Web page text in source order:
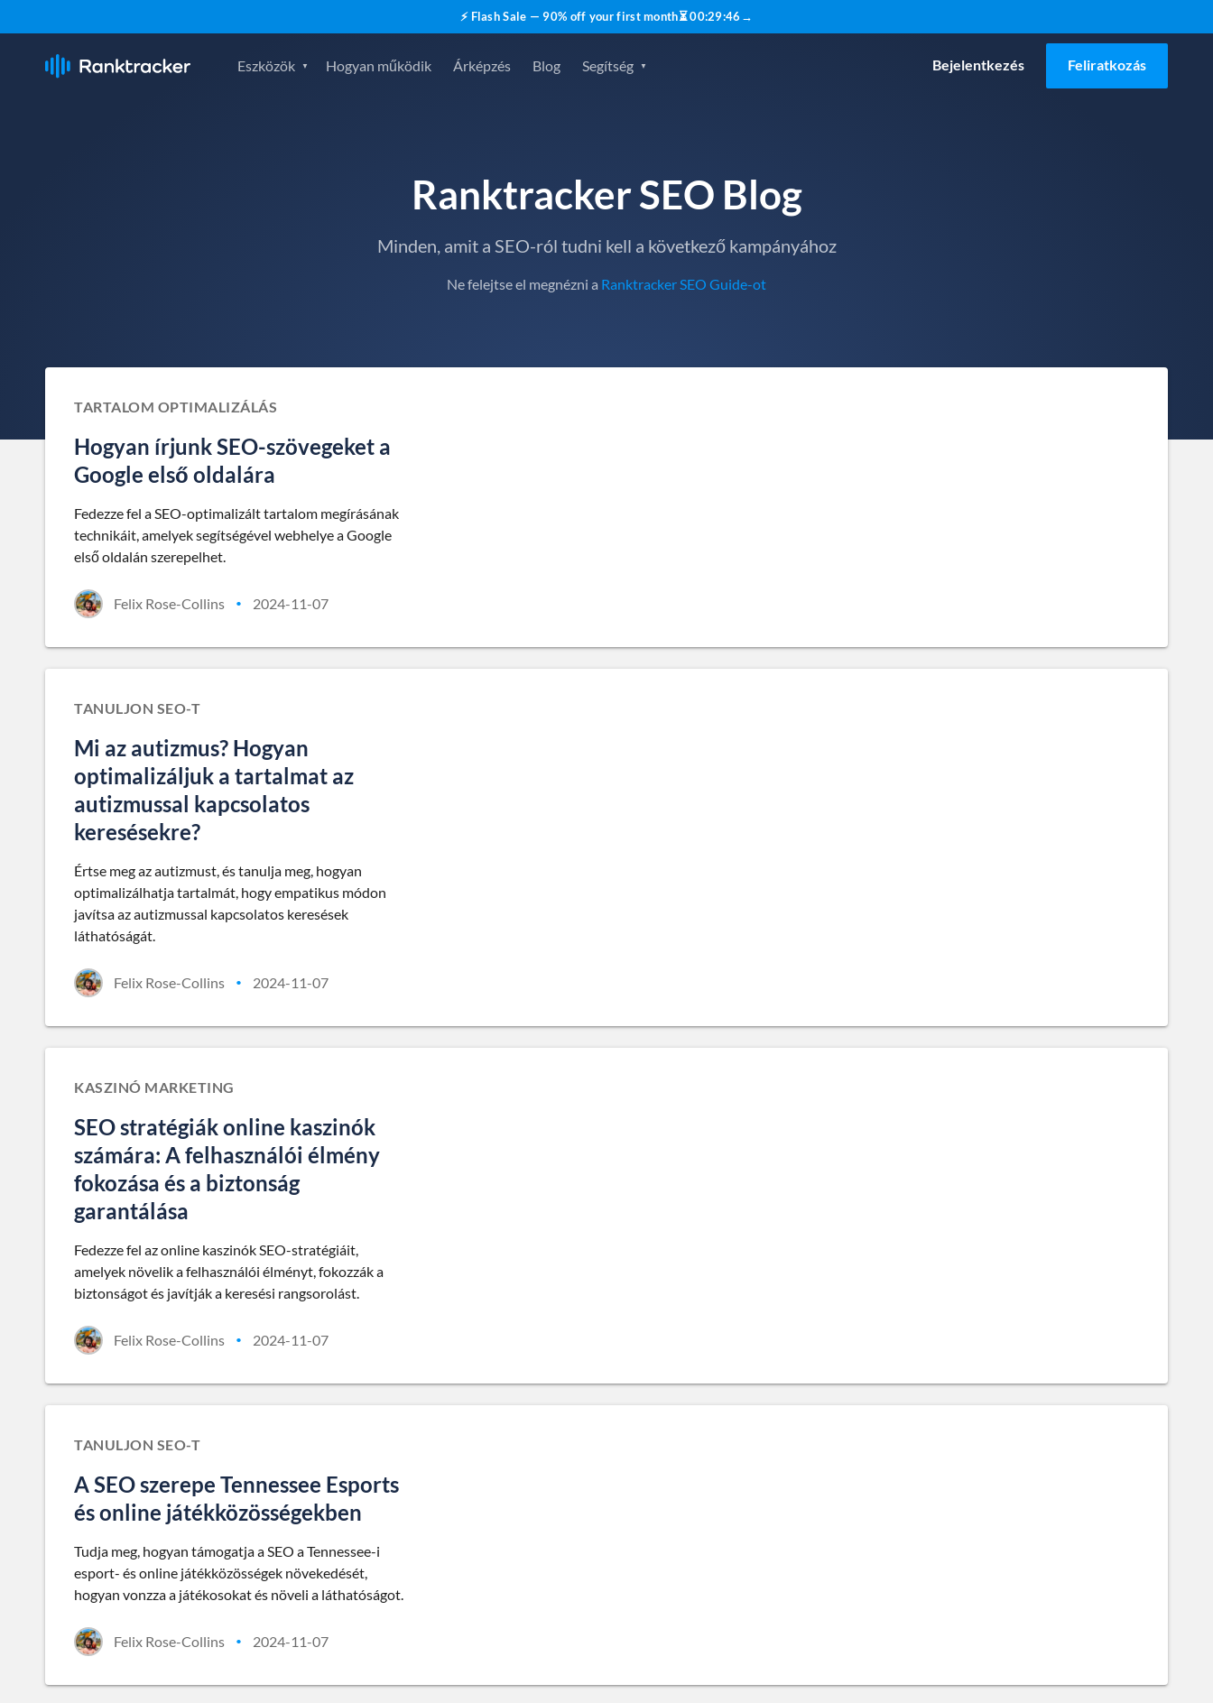
⚡ Flash Sale — 90% off your first month⏳00:29:45 →
Eszközök Hogyan működik Árképzés Blog Segítség Bejelentkezés Feliratkozás
Ranktracker SEO Blog
Minden, amit a SEO-ról tudni kell a következő kampányához
Ne felejtse el megnézni a Ranktracker SEO Guide-ot
TARTALOM OPTIMALIZÁLÁS
Hogyan írjunk SEO-szövegeket a
Google első oldalára
Fedezze fel a SEO-optimalizált tartalom megírásának
technikáit, amelyek segítségével webhelye a Google
első oldalán szerepelhet.
Felix Rose-Collins • 2024-11-07
TANULJON SEO-T
Mi az autizmus? Hogyan
optimalizáljuk a tartalmat az
autizmussal kapcsolatos
keresésekre?
Értse meg az autizmust, és tanulja meg, hogyan
optimalizálhatja tartalmát, hogy empatikus módon
javítsa az autizmussal kapcsolatos keresések
láthatóságát.
Felix Rose-Collins • 2024-11-07
KASZINÓ MARKETING
SEO stratégiák online kaszinók
számára: A felhasználói élmény
fokozása és a biztonság
garantálása
Fedezze fel az online kaszinók SEO-stratégiáit,
amelyek növelik a felhasználói élményt, fokozzák a
biztonságot és javítják a keresési rangsorolást.
Felix Rose-Collins • 2024-11-07
TANULJON SEO-T
A SEO szerepe Tennessee Esports
és online játékközösségekben
Tudja meg, hogyan támogatja a SEO a Tennessee-i
esport- és online játékközösségek növekedését,
hogyan vonzza a játékosokat és növeli a láthatóságot.
Felix Rose-Collins • 2024-11-07